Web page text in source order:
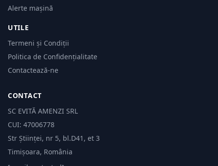
Alerte mașină
UTILE
Termeni și Condiții
Politica de Confidențialitate
Contactează-ne
CONTACT
SC EVITĂ AMENZI SRL
CUI: 47006778
Str Științei, nr 5, bl.D41, et 3
Timișoara, România